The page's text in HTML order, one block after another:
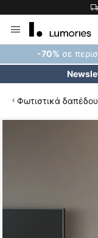
Μετάβαση
στο
περιεχόμενο
-70% σε
Φωτιστικά δαπέδου